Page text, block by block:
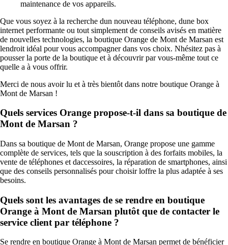
maintenance de vos appareils.
Que vous soyez à la recherche dun nouveau téléphone, dune box
internet performante ou tout simplement de conseils avisés en matière
de nouvelles technologies, la boutique Orange de Mont de Marsan est
lendroit idéal pour vous accompagner dans vos choix. Nhésitez pas à
pousser la porte de la boutique et à découvrir par vous-même tout ce
quelle a à vous offrir.
Merci de nous avoir lu et à très bientôt dans notre boutique Orange à
Mont de Marsan !
Quels services Orange propose-t-il dans sa boutique de
Mont de Marsan ?
Dans sa boutique de Mont de Marsan, Orange propose une gamme
complète de services, tels que la souscription à des forfaits mobiles, la
vente de téléphones et daccessoires, la réparation de smartphones, ainsi
que des conseils personnalisés pour choisir loffre la plus adaptée à ses
besoins.
Quels sont les avantages de se rendre en boutique
Orange à Mont de Marsan plutôt que de contacter le
service client par téléphone ?
Se rendre en boutique Orange à Mont de Marsan permet de bénéficier